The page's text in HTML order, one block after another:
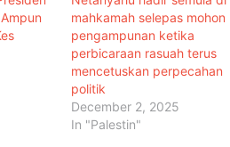
mahkamah selepas mohon
pengampunan ketika
perbicaraan rasuah terus
mencetuskan perpecahan
politik
December 2, 2025
In "Palestin"
Menteri Arab dan Islam Bersetuju
Wujud Mekanisme Tetap
Dokumentasi Pelanggaran Israel di